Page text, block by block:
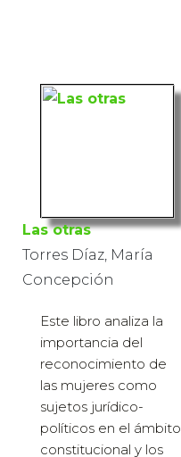
Las otras
Torres Díaz, María
Concepción
Este libro analiza la
importancia del
reconocimiento de
las mujeres como
sujetos jurídico-
políticos en el ámbito
constitucional y los